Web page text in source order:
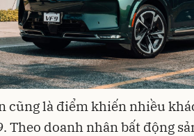
cũng là điểm khiến nhiều
Theo doanh nhân bất động